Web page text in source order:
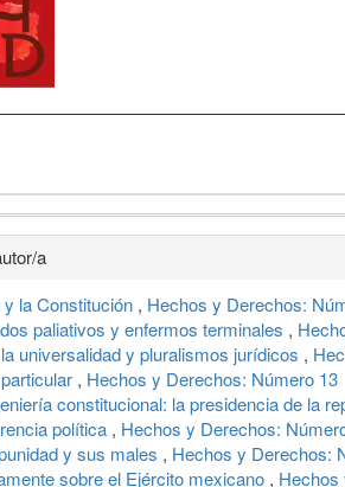
a
y la Constitución , Hechos y Derechos:
paliativos y enfermos terminales ,
universalidad y pluralismos jurídicos ,
, Hechos y Derechos: Número 13
constitucional: la presidencia de la
política , Hechos y Derechos:
y sus males , Hechos y Derechos:
sobre el Ejército mexicano , Hechos